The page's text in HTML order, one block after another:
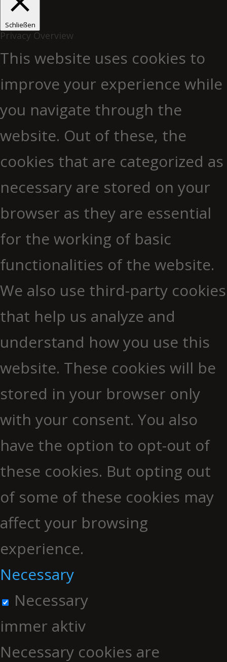
Schließen
Privacy Overview
This website uses cookies to
improve your experience while
you navigate through the
website. Out of these, the
cookies that are categorized as
necessary are stored on your
browser as they are essential
for the working of basic
functionalities of the website.
We also use third-party cookies
that help us analyze and
understand how you use this
website. These cookies will be
stored in your browser only
with your consent. You also
have the option to opt-out of
these cookies. But opting out
of some of these cookies may
affect your browsing
experience.
Necessary
Necessary
immer aktiv
Necessary cookies are